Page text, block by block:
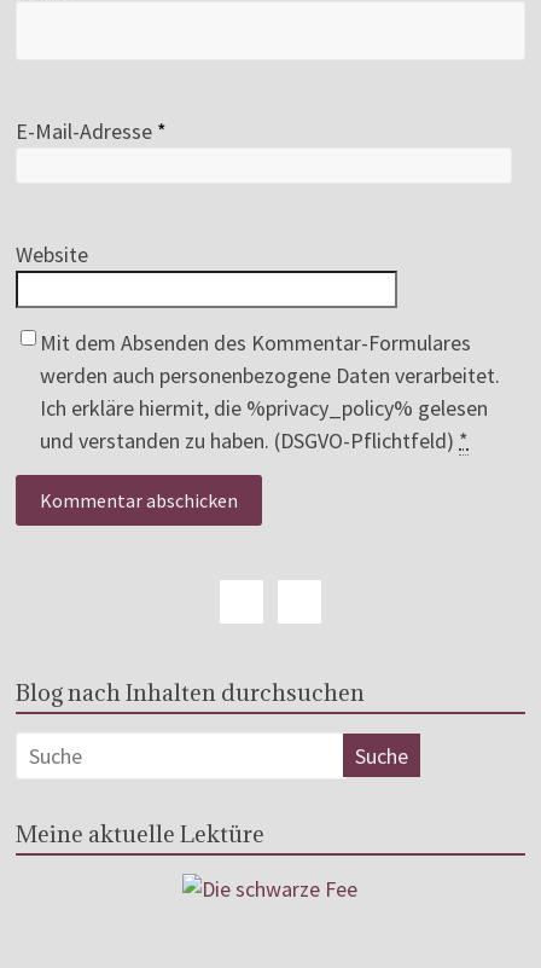
E-Mail-Adresse *
Website
Mit dem Absenden des Kommentar-Formulares
werden auch personenbezogene Daten verarbeitet.
Ich erkläre hiermit, die %privacy_policy% gelesen
und verstanden zu haben. (DSGVO-Pflichtfeld) *
Blog nach Inhalten durchsuchen
Meine aktuelle Lektüre